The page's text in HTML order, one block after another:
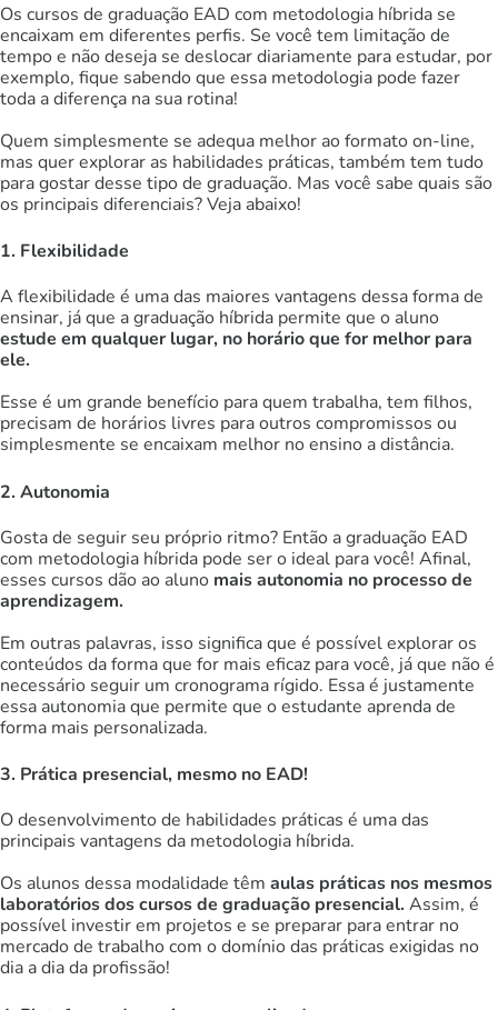
Os cursos de graduação EAD com metodologia híbrida se
encaixam em diferentes perfis. Se você tem limitação de
tempo e não deseja se deslocar diariamente para estudar, por
exemplo, fique sabendo que essa metodologia pode fazer
toda a diferença na sua rotina!
Quem simplesmente se adequa melhor ao formato on-line,
mas quer explorar as habilidades práticas, também tem tudo
para gostar desse tipo de graduação. Mas você sabe quais são
os principais diferenciais? Veja abaixo!
1. Flexibilidade
A flexibilidade é uma das maiores vantagens dessa forma de
ensinar, já que a graduação híbrida permite que o aluno
estude em qualquer lugar, no horário que for melhor para
ele.
Esse é um grande benefício para quem trabalha, tem filhos,
precisam de horários livres para outros compromissos ou
simplesmente se encaixam melhor no ensino a distância.
2. Autonomia
Gosta de seguir seu próprio ritmo? Então a graduação EAD
com metodologia híbrida pode ser o ideal para você! Afinal,
esses cursos dão ao aluno mais autonomia no processo de
aprendizagem.
Em outras palavras, isso significa que é possível explorar os
conteúdos da forma que for mais eficaz para você, já que não é
necessário seguir um cronograma rígido. Essa é justamente
essa autonomia que permite que o estudante aprenda de
forma mais personalizada.
3. Prática presencial, mesmo no EAD!
O desenvolvimento de habilidades práticas é uma das
principais vantagens da metodologia híbrida.
Os alunos dessa modalidade têm aulas práticas nos mesmos
laboratórios dos cursos de graduação presencial. Assim, é
possível investir em projetos e se preparar para entrar no
mercado de trabalho com o domínio das práticas exigidas no
dia a dia da profissão!